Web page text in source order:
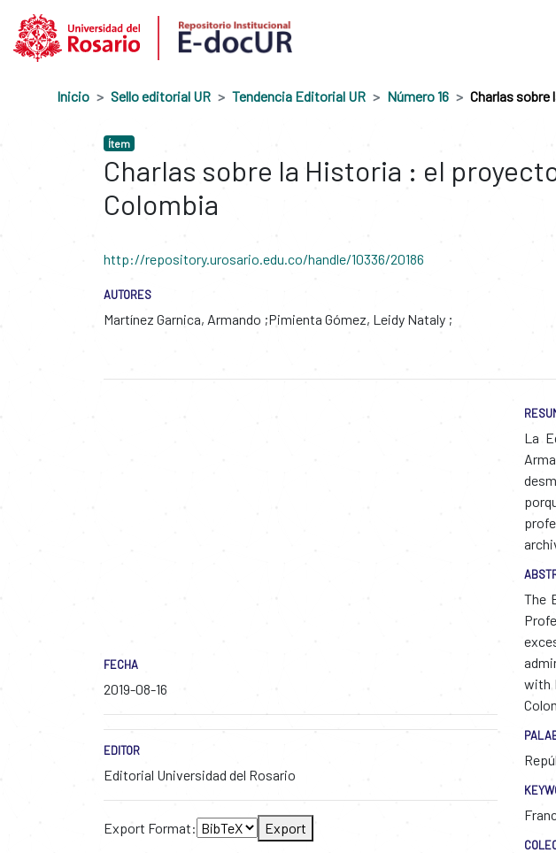
Inicio Sello editorial UR Tendencia Editorial UR Número 16
Ítem
Charlas sobre la Historia : el
Colombia
http://repository.urosario.edu.co/handle/10336/20186
AUTORES
Martínez Garnica, Armando Pimienta Gómez, Leidy Nataly
FECHA
2019-08-16
EDITOR
Editorial Universidad del Rosario
Export Format: Export
La
The
with